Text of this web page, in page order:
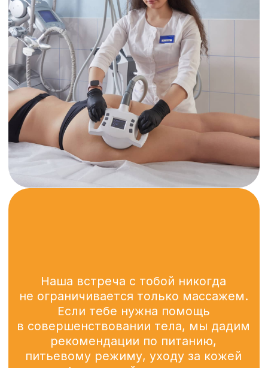
TWENTY всегда
рядом
Наши
контакты
Югорский тракт, 4
проспект Ленина, 26
проспект Ленина, 43
ул. Университетская, 21
ул. Мелик-Карамова, 4/4